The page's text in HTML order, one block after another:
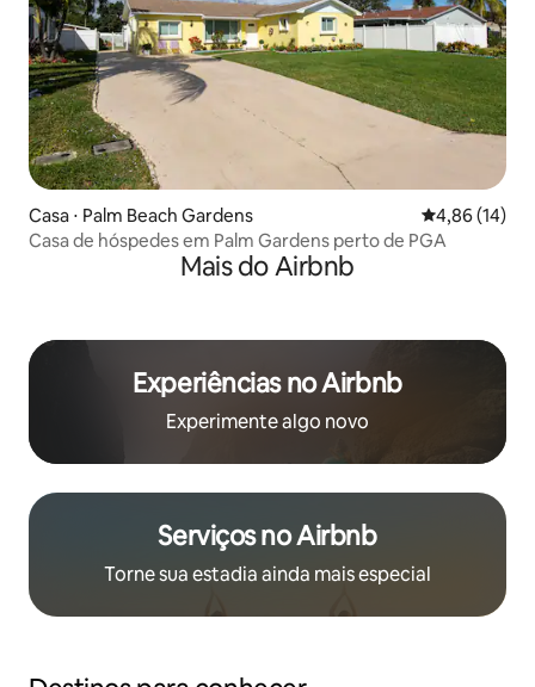
Casa ⋅ Palm Beach Gardens 4,86 de uma
4,86 (14)
Casa de hóspedes em Palm Gardens perto de PGA
Mais do Airbnb
Experiências no Airbnb
Experimente algo novo
Serviços no Airbnb
Torne sua estadia ainda mais especial